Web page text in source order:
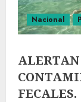
Nacional
FECALES.